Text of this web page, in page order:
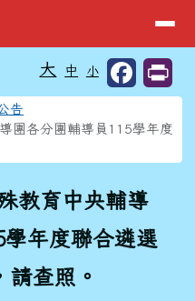
⏸
大 中 小
告
團各分團輔導員115學年度
教育中央輔導
年度聯合遴選
請查照。